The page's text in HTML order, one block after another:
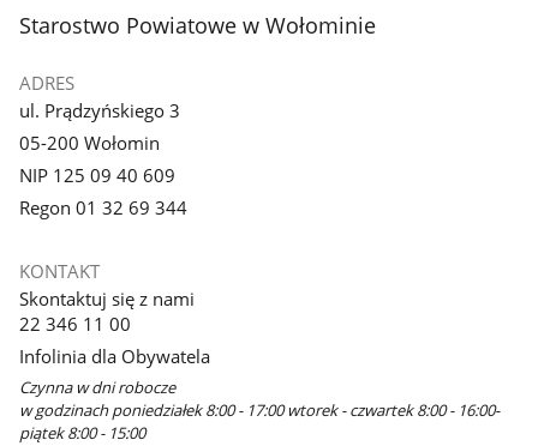
stopka
Starostwo Powiatowe w Wołominie
ADRES
ul. Prądzyńskiego 3
05-200 Wołomin
NIP 125 09 40 609
Regon 01 32 69 344
KONTAKT
Skontaktuj się z nami
22 346 11 00
Infolinia dla Obywatela
Czynna w dni robocze
w godzinach poniedziałek 8:00 - 17:00 wtorek - czwartek 8:00 - 16:00-
piątek 8:00 - 15:00